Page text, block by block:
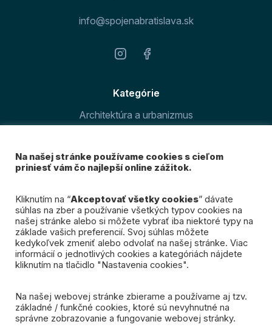
info@spojenabratislava.sk
Kategórie
Architektúra a urbanizmus
O magazíne
Prihláste sa k odberu
nášho newslettra
Mám záujem
© 2026 Spojená Bratislava. Všetky práva vyhradené.
Na našej stránke používame cookies s cieľom
priniesť vám čo najlepší online zážitok.
Kliknutím na “Akceptovať všetky cookies” dávate
súhlas na zber a používanie všetkých typov cookies na
našej stránke alebo si môžete vybrať iba niektoré typy na
základe vašich preferencií. Svoj súhlas môžete
kedykoľvek zmeniť alebo odvolať na našej stránke. Viac
informácií o jednotlivých cookies a kategóriách nájdete
kliknutím na tlačidlo "Nastavenia cookies".
Na našej webovej stránke zbierame a používame aj tzv.
základné / funkčné cookies, ktoré sú nevyhnutné na
správne zobrazovanie a fungovanie webovej stránky.